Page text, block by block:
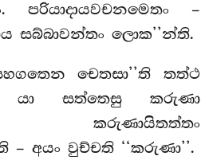
පරියාදායවචනමෙතං –
සබ්බාවන්තං ලොක’’න්ති.
චෙතසා’’ති තත්ථ
යා සත්තෙසු කරුණා
කරුණායිතත්තං
අයං වුච්චති ‘‘කරුණා’’.